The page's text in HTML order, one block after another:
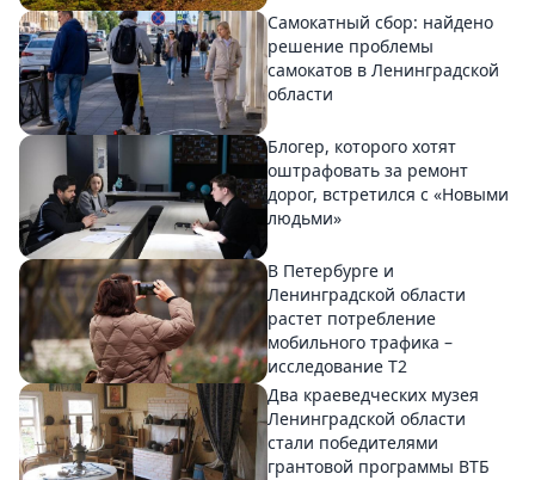
Самокатный сбор: найдено
решение проблемы
самокатов в Ленинградской
области
Блогер, которого хотят
оштрафовать за ремонт
дорог, встретился с «Новыми
людьми»
В Петербурге и
Ленинградской области
растет потребление
мобильного трафика –
исследование T2
Два краеведческих музея
Ленинградской области
стали победителями
грантовой программы ВТБ